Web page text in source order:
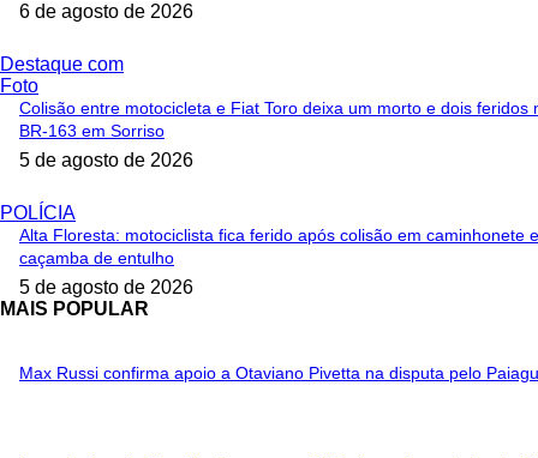
6 de agosto de 2026
Destaque com
Foto
Colisão entre motocicleta e Fiat Toro deixa um morto e dois feridos
BR-163 em Sorriso
5 de agosto de 2026
POLÍCIA
Alta Floresta: motociclista fica ferido após colisão em caminhonete e
caçamba de entulho
5 de agosto de 2026
MAIS POPULAR
Max Russi confirma apoio a Otaviano Pivetta na disputa pelo